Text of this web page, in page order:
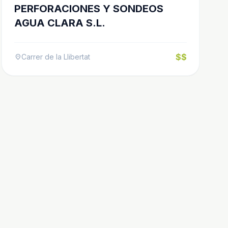
PERFORACIONES Y SONDEOS
AGUA CLARA S.L.
location_onCarrer de la Llibertat $$